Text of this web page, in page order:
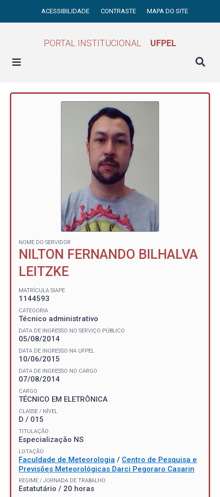
ACESSIBILIDADE CONTRASTE MAPA DO SITE
PORTAL INSTITUCIONAL UFPEL
NOME DO SERVIDOR
NILTON FERNANDO BILHALVA
LEITZKE
MATRÍCULA SIAPE
1144593
CATEGORIA
Técnico administrativo
DATA DE INGRESSO NO SERVIÇO PÚBLICO
05/08/2014
DATA DE INGRESSO NA UFPEL
10/06/2015
DATA DE INGRESSO NO CARGO
07/08/2014
CARGO
TÉCNICO EM ELETRÔNICA
CLASSE / NÍVEL
D / 015
TITULAÇÃO
Especialização NS
LOTAÇÃO
Faculdade de Meteorologia / Centro de Pesquisa e
Previsões Meteorológicas Darci Pegoraro Casarin
REGIME / JORNADA DE TRABALHO
Estatutário / 20 horas